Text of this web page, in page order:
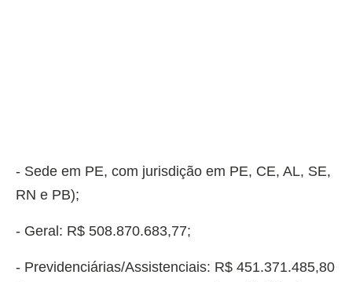
- Sede em PE, com jurisdição em PE, CE, AL, SE,
RN e PB);
- Geral: R$ 508.870.683,77;
- Previdenciárias/Assistenciais: R$ 451.371.485,80